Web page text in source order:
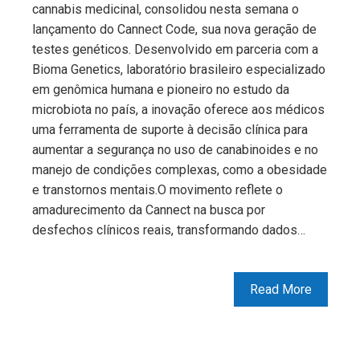
cannabis medicinal, consolidou nesta semana o
lançamento do Cannect Code, sua nova geração de
testes genéticos. Desenvolvido em parceria com a
Bioma Genetics, laboratório brasileiro especializado
em genômica humana e pioneiro no estudo da
microbiota no país, a inovação oferece aos médicos
uma ferramenta de suporte à decisão clínica para
aumentar a segurança no uso de canabinoides e no
manejo de condições complexas, como a obesidade
e transtornos mentais.O movimento reflete o
amadurecimento da Cannect na busca por
desfechos clínicos reais, transformando dados…
Read More